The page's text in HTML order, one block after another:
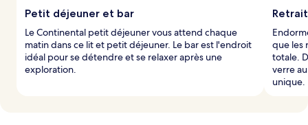
Petit déjeuner et bar
Le Continental petit déjeuner vous attend chaque
matin dans ce lit et petit déjeuner. Le bar est l'endroit
idéal pour se détendre et se relaxer après une
exploration.
que les
totale.
verre
unique.